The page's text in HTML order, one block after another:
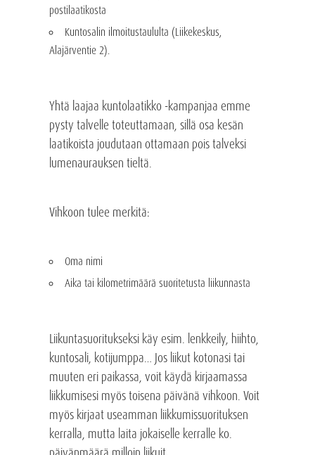
postilaatikosta
Kuntosalin ilmoitustaululta (Liikekeskus,
Alajärventie 2).
Yhtä laajaa kuntolaatikko -kampanjaa emme
pysty talvelle toteuttamaan, sillä osa kesän
laatikoista joudutaan ottamaan pois talveksi
lumenaurauksen tieltä.
Vihkoon tulee merkitä:
Oma nimi
Aika tai kilometrimäärä suoritetusta liikunnasta
Liikuntasuoritukseksi käy esim. lenkkeily, hiihto,
kuntosali, kotijumppa… Jos liikut kotonasi tai
muuten eri paikassa, voit käydä kirjaamassa
liikkumisesi myös toisena päivänä vihkoon. Voit
myös kirjaat useamman liikkumissuorituksen
kerralla, mutta laita jokaiselle kerralle ko.